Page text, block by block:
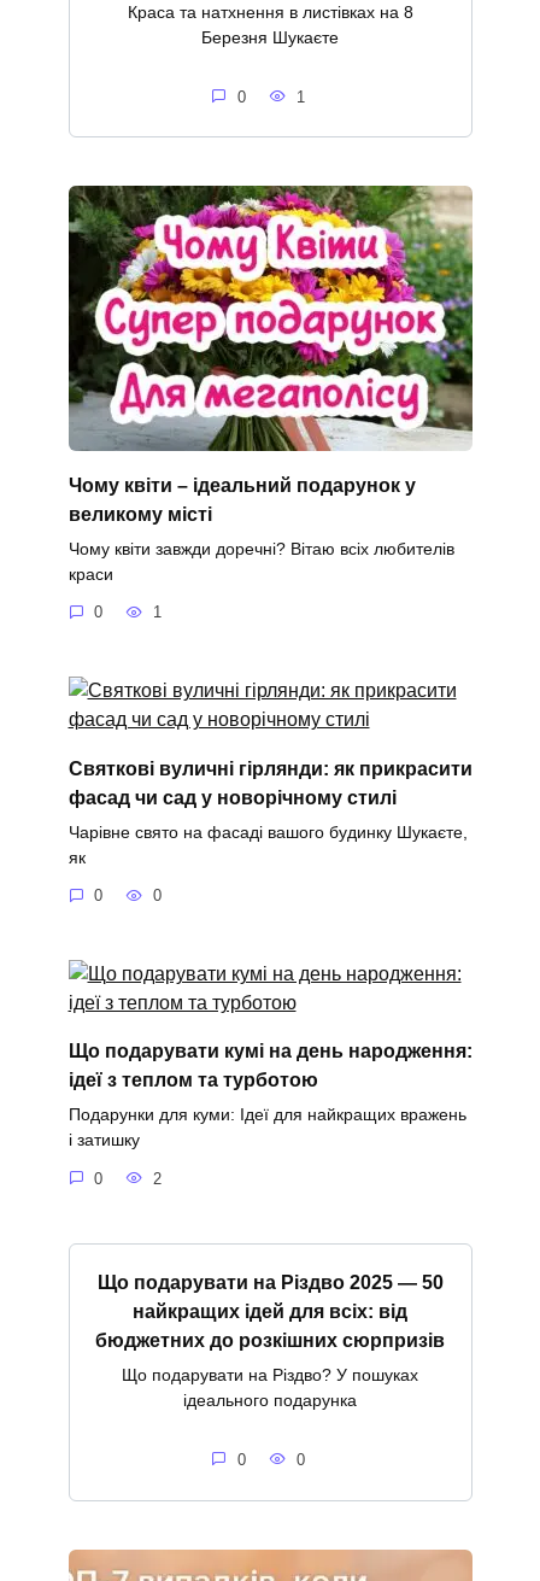
Краса та натхнення в листівках на 8
Березня Шукаєте
0 1
Чому квіти – ідеальний подарунок у
великому місті
Чому квіти завжди доречні? Вітаю всіх любителів
краси
0 1
Святкові вуличні гірлянди: як прикрасити
фасад чи сад у новорічному стилі
Чарівне свято на фасаді вашого будинку Шукаєте,
як
0 0
Що подарувати кумі на день народження:
ідеї з теплом та турботою
Подарунки для куми: Ідеї для найкращих вражень
і затишку
0 2
Що подарувати на Різдво 2025 — 50
найкращих ідей для всіх: від
бюджетних до розкішних сюрпризів
Що подарувати на Різдво? У пошуках
ідеального подарунка
0 0